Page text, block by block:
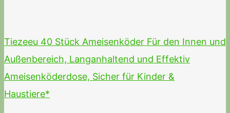
Tiezeeu 40 Stück Ameisenköder Für den Innen und
Außenbereich, Langanhaltend und Effektiv
Ameisenköderdose, Sicher für Kinder &
Haustiere*